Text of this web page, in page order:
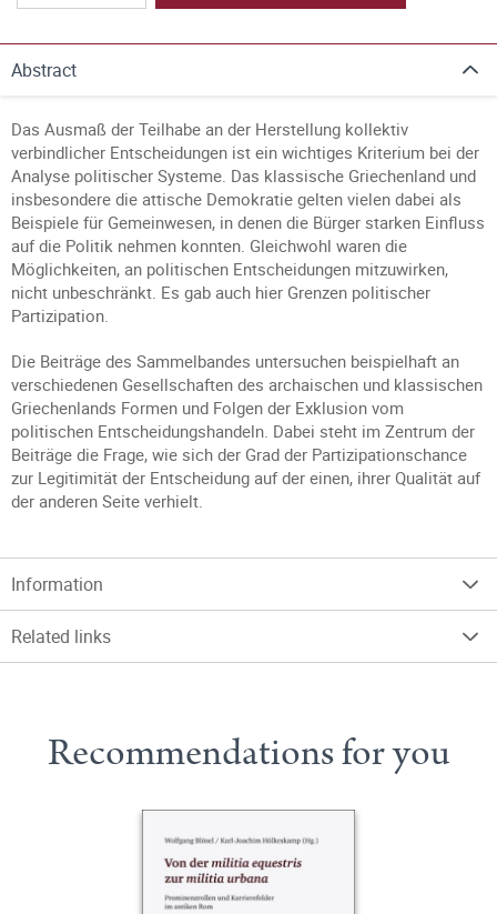
Abstract
Das Ausmaß der Teilhabe an der Herstellung kollektiv
verbindlicher Entscheidungen ist ein wichtiges Kriterium bei der
Analyse politischer Systeme. Das klassische Griechenland und
insbesondere die attische Demokratie gelten vielen dabei als
Beispiele für Gemeinwesen, in denen die Bürger starken Einfluss
auf die Politik nehmen konnten. Gleichwohl waren die
Möglichkeiten, an politischen Entscheidungen mitzuwirken,
nicht unbeschränkt. Es gab auch hier Grenzen politischer
Partizipation.
Die Beiträge des Sammelbandes untersuchen beispielhaft an
verschiedenen Gesellschaften des archaischen und klassischen
Griechenlands Formen und Folgen der Exklusion vom
politischen Entscheidungshandeln. Dabei steht im Zentrum der
Beiträge die Frage, wie sich der Grad der Partizipationschance
zur Legitimität der Entscheidung auf der einen, ihrer Qualität auf
der anderen Seite verhielt.
Information
Related links
Recommendations for you